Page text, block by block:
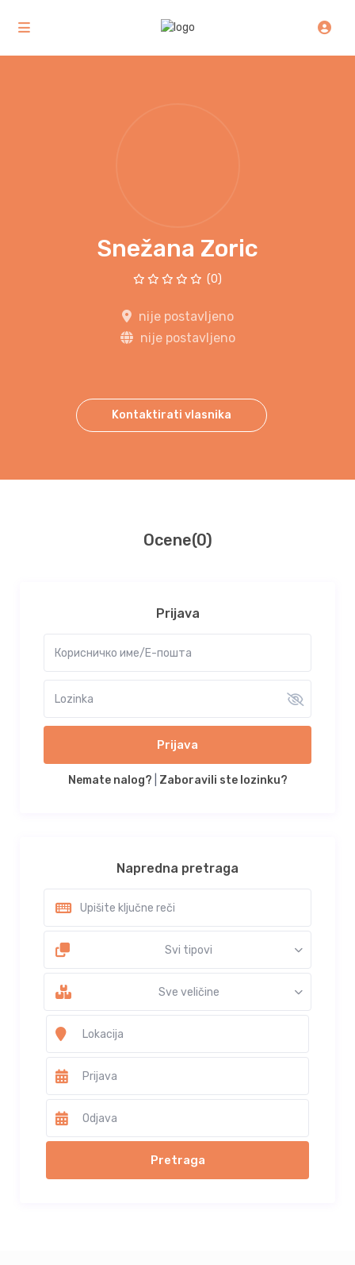
Snežana Zoric
(0)
nije postavljeno
nije postavljeno
Kontaktirati vlasnika
Ocene(0)
Prijava
Prijava
Nemate nalog? Zaboravili ste lozinku?
Napredna pretraga
Svi tipovi
Sve veličine